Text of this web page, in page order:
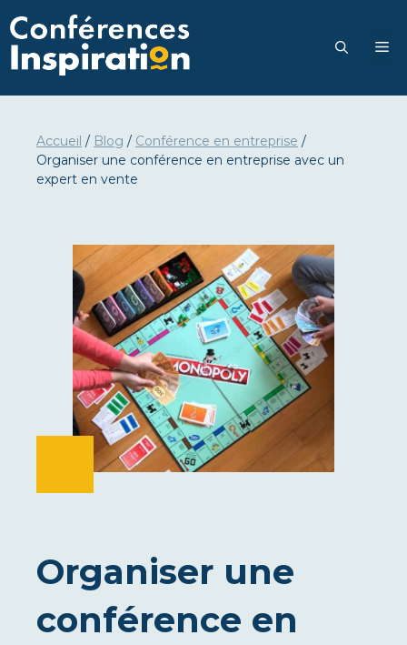
au
contenu
Accueil / Blog / Conférence en entreprise /
Organiser une conférence en entreprise avec un
expert en vente
Organiser une
conférence en